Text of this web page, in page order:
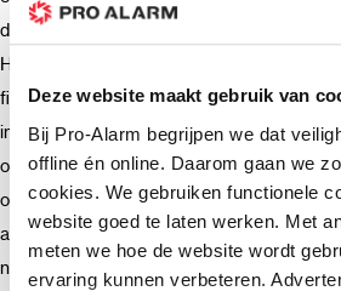
Deze website maakt gebruik van
Bij Pro-Alarm begrijpen we dat
offline én online. Daarom gaan we
cookies. We gebruiken functionele
website goed te laten werken. Met
meten we hoe de website wordt
ervaring kunnen verbeteren.
deurbel (4)
Hikvision (3)
firmware (3)
installatie (2)
ondersteuning (2)
opnemen (2)
advies (2)
netwerkrecorder (2)